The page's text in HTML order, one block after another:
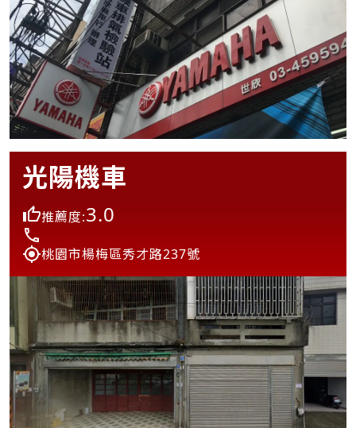
光陽機車
推薦度:3.0
桃園市楊梅區秀才路237號